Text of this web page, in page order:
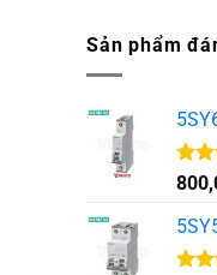
Sản phẩm
hạng
5